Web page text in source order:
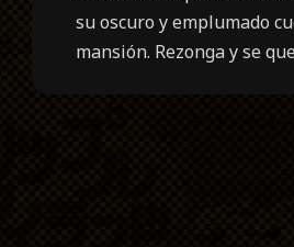
su oscuro y emplumado
mansión. Rezonga y se